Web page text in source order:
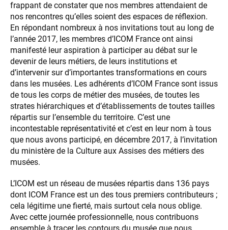
frappant de constater que nos membres attendaient de
nos rencontres qu’elles soient des espaces de réflexion.
En répondant nombreux à nos invitations tout au long de
l’année 2017, les membres d’ICOM France ont ainsi
manifesté leur aspiration à participer au débat sur le
devenir de leurs métiers, de leurs institutions et
d’intervenir sur d’importantes transformations en cours
dans les musées. Les adhérents d’ICOM France sont issus
de tous les corps de métier des musées, de toutes les
strates hiérarchiques et d’établissements de toutes tailles
répartis sur l’ensemble du territoire. C’est une
incontestable représentativité et c’est en leur nom à tous
que nous avons participé, en décembre 2017, à l’invitation
du ministère de la Culture aux Assises des métiers des
musées.
L’ICOM est un réseau de musées répartis dans 136 pays
dont ICOM France est un des tous premiers contributeurs ;
cela légitime une fierté, mais surtout cela nous oblige.
Avec cette journée professionnelle, nous contribuons